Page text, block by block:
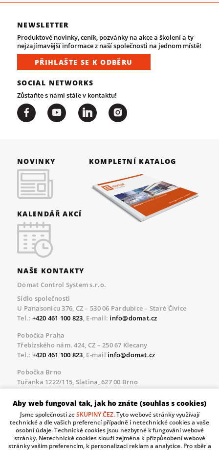
NEWSLETTER
Produktové novinky, ceník, pozvánky na akce a školení a ty
nejzajímavější informace z naší společnosti na jednom místě!
PŘIHLAŠTE SE K ODBĚRU
SOCIAL NETWORKS
Zůstaňte s námi stále v kontaktu!
NOVINKY
KALENDÁŘ AKCÍ
KOMPLETNÍ KATALOG
NAŠE KONTAKTY
Domat Control System s.r.o.
Sídlo společnosti
U Panasonicu 376, CZ – 530 06 Pardubice – Staré Čívice
Tel.: +420 461 100 823, E-mail: info@domat.cz
Pobočka Praha
Třebízského nám. 424, CZ – 250 67 Klecany
Tel.: +420 461 100 823 , E-mail info@domat.cz
Pobočka Brno
Tuřanka 1222/115, Slatina, 627 00 Brno
Tel.:+420 461 100 823, E-mailinfo@domat.cz
Servisní linka pro námi realizované akce
Po – Pá 8.30 – 17.00
tel:+420 733 421 878, E-mailservis@domat.cz
Technická podpora:
Aby web fungoval tak, jak ho znáte (souhlas s cookies)
Jsme společnosti zeSKUPINY ČEZ. Tyto webové stránky využívají
technické a dle vašich preferencí případně i netechnické cookies a vaše
osobní údaje. Technické cookies jsou nezbytné k fungování webové
stránky. Netechnické cookies slouží zejména k přizpůsobení webové
stránky vašim preferencím, k personalizaci reklam a analytice. Pro sběr a